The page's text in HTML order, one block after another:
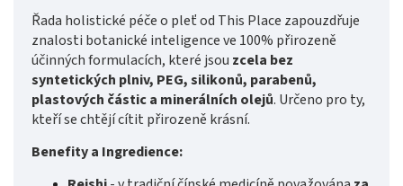
Řada holistické péče o pleť od This Place zapouzdřuje
znalosti botanické inteligence ve 100% přirozeně
účinných formulacích, které jsou zcela bez
syntetických plniv, PEG, silikonů, parabenů,
plastových částic a minerálních olejů. Určeno pro ty,
kteří se chtějí cítit přirozeně krásní.
Benefity a Ingredience: